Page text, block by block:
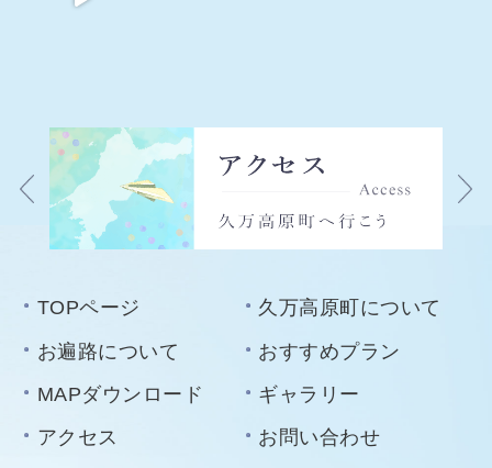
TOPページ
久万高原町について
お遍路について
おすすめプラン
MAPダウンロード
ギャラリー
アクセス
お問い合わせ